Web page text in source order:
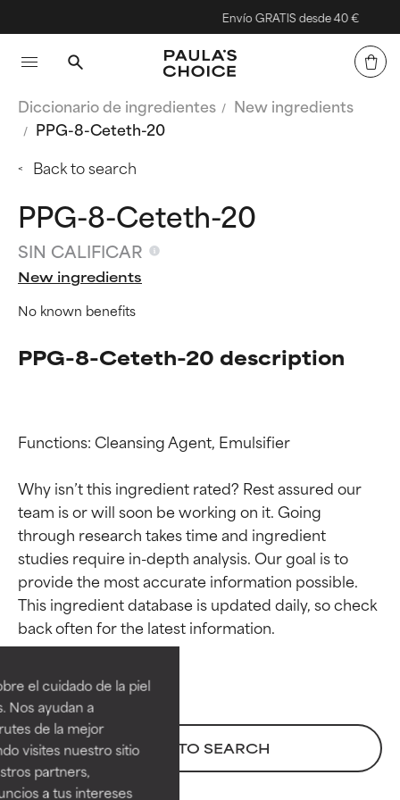
el cuidado de la piel
Nos ayudan a
de la mejor
visites nuestro sitio
partners,
a tus intereses
Envío GRATIS desde 40 €
Diccionario de ingredientes
New ingredients
PPG-8-Ceteth-20
Back to search
PPG-8-Ceteth-20
SIN CALIFICAR
New ingredients
No known benefits
PPG-8-Ceteth-20 description
Functions: Cleansing Agent, Emulsifier
Why isn’t this ingredient rated? Rest assured our
team is or will soon be working on it. Going
through research takes time and ingredient
studies require in-depth analysis. Our goal is to
provide the most accurate information possible.
This ingredient database is updated daily, so check
BACK TO SEARCH
Calificaciones de
ingredientes
EXCELENTE
Ingrediente sobresaliente con
beneficios reales para la piel. Su
Calificaciones de
ingredientes
EXCELENTE
Ingrediente sobresaliente con
beneficios reales para la piel. Su